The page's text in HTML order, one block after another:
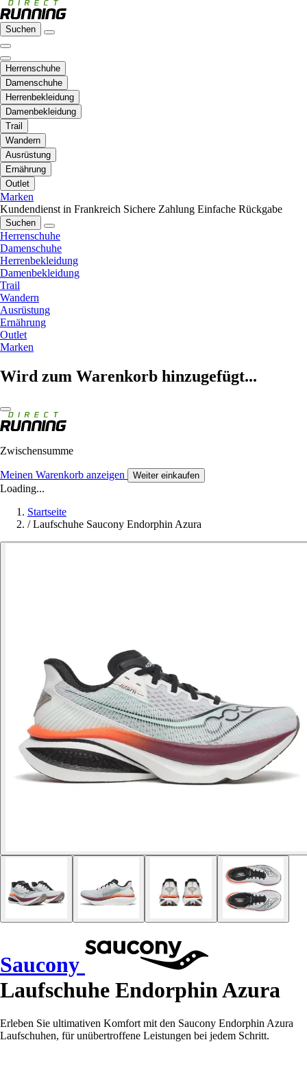
Suchen
Herrenschuhe
Damenschuhe
Herrenbekleidung
Damenbekleidung
Trail
Wandern
Ausrüstung
Ernährung
Outlet
Marken
Kundendienst in Frankreich Sichere Zahlung Einfache Rückgabe
Suchen
Herrenschuhe
Damenschuhe
Herrenbekleidung
Damenbekleidung
Trail
Wandern
Ausrüstung
Ernährung
Outlet
Marken
Wird zum Warenkorb hinzugefügt...
Zwischensumme
Meinen Warenkorb anzeigen Weiter einkaufen
Loading...
Startseite
/ Laufschuhe Saucony Endorphin Azura
Saucony
Laufschuhe Endorphin Azura
Erleben Sie ultimativen Komfort mit den Saucony Endorphin Azura
Laufschuhen, für unübertroffene Leistungen bei jedem Schritt.